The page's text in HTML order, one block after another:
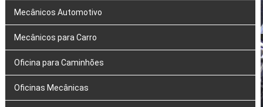
Mecânicos Automotivo
Mecânicos para Carro
Oficina para Caminhões
Oficinas Mecânicas